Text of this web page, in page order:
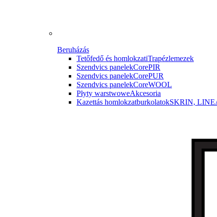
Beruházás
Tetőfedő és homlokzatiTrapézlemezek
Szendvics panelekCorePIR
Szendvics panelekCorePUR
Szendvics panelekCoreWOOL
Płyty warstwoweAkcesoria
Kazettás homlokzatburkolatokSKRIN,